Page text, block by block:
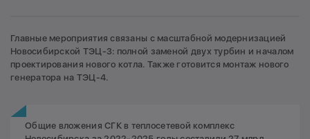
Главные мероприятия связаны с масштабной модернизацией
Новосибирской ТЭЦ-3: полной заменой двух турбин и началом
проектирования нового котла. Также готовится монтаж нового
генератора на ТЭЦ-4.
Общие вложения СГК в теплосетевой комплекс